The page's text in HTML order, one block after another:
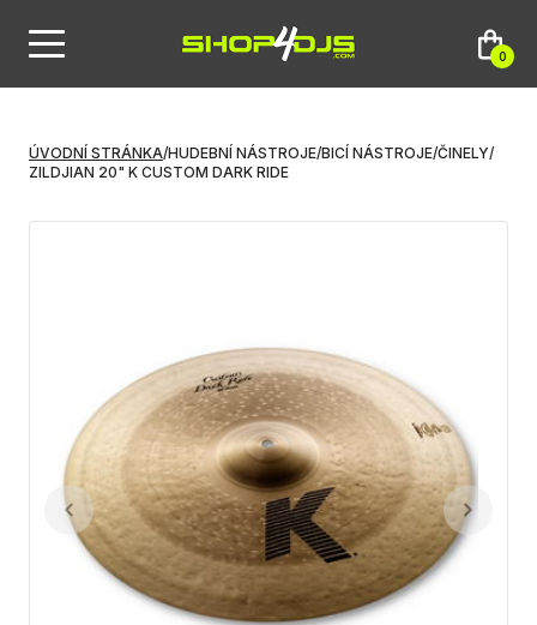
0
ÚVODNÍ STRÁNKA/HUDEBNÍ NÁSTROJE/BICÍ NÁSTROJE/ČINELY/
ZILDJIAN 20" K CUSTOM DARK RIDE